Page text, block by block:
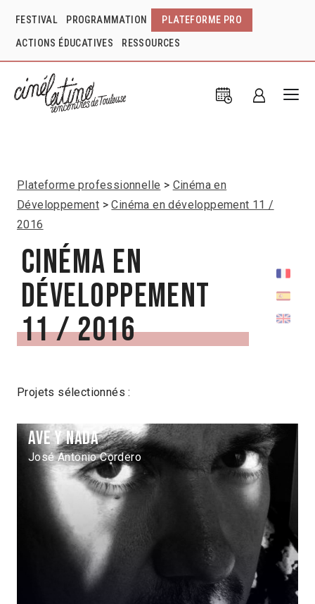
FESTIVAL PROGRAMMATION PLATEFORME PRO
ACTIONS ÉDUCATIVES RESSOURCES
Plateforme professionnelle
Cinéma en
Développement
Cinéma en développement 11 /
2016
Cinéma en
développement
11 / 2016
Projets sélectionnés :
Ave y nada
José Antonio Cordero